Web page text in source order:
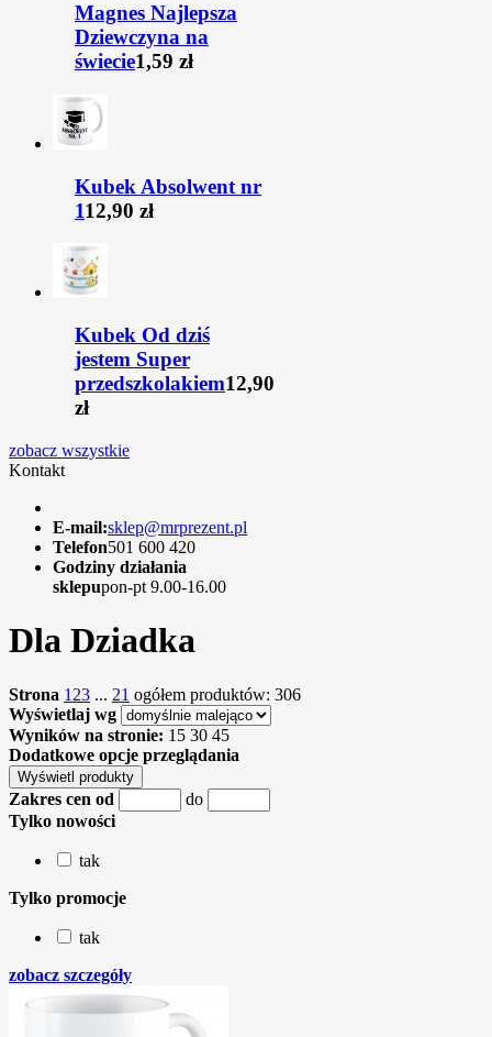
Magnes Najlepsza
Dziewczyna na
świecie1,59 zł
Kubek Absolwent nr
112,90 zł
Kubek Od dziś
jestem Super
przedszkolakiem12,90
zł
zobacz wszystkie
Kontakt
E-mail:sklep@mrprezent.pl
Telefon501 600 420
Godziny działania
sklepupon-pt 9.00-16.00
Dla Dziadka
Strona 1 23 ... 21 ogółem produktów: 306
Wyświetlaj wg
Wyników na stronie: 15 30 45
Dodatkowe opcje przeglądania
Zakres cen od
do
Tylko nowości
tak
Tylko promocje
tak
zobacz szczegóły